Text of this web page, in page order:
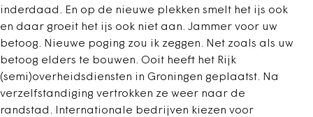
inderdaad. En op de nieuwe plekken smelt het ijs ook
en daar groeit het ijs ook niet aan. Jammer voor uw
betoog. Nieuwe poging zou ik zeggen. Net zoals als uw
betoog elders te bouwen. Ooit heeft het Rijk
(semi)overheidsdiensten in Groningen geplaatst. Na
verzelfstandiging vertrokken ze weer naar de
randstad. Internationale bedrijven kiezen voor